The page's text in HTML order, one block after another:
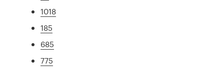
1018
185
685
775